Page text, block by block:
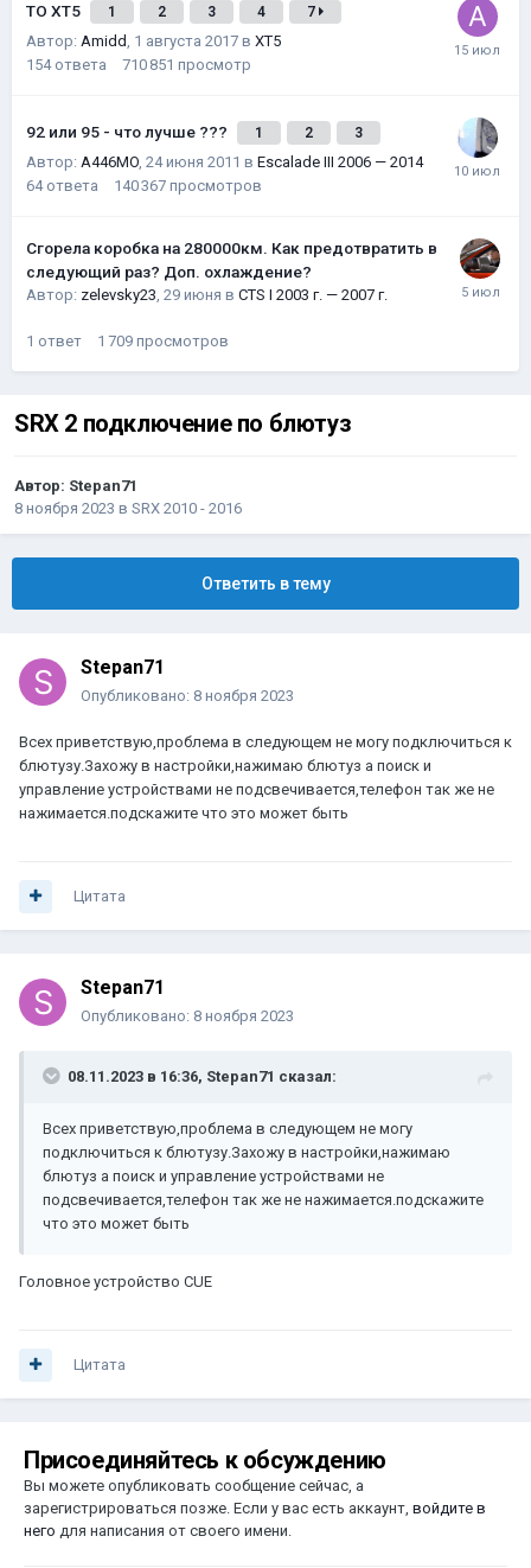
ТО XT5 1 2 3 4 7
Автор: Amidd, 1 августа 2017 в XT5
154 ответа 710 851 просмотр
92 или 95 - что лучше ??? 1 2 3
Автор: A446MO, 24 июня 2011 в Escalade III 2006 — 2014
64 ответа 140 367 просмотров
Сгорела коробка на 280000км. Как предотвратить в
следующий раз? Доп. охлаждение?
Автор: zelevsky23, 29 июня в CTS I 2003 г. — 2007 г.
1 ответ 1 709 просмотров
SRX 2 подключение по блютуз
Автор: Stepan71
8 ноября 2023 в SRX 2010 - 2016
Ответить в тему
Stepan71
Опубликовано: 8 ноября 2023
Всех приветствую,проблема в следующем не могу подключиться к
блютузу.Захожу в настройки,нажимаю блютуз а поиск и
управление устройствами не подсвечивается,телефон так же не
нажимается.подскажите что это может быть
Цитата
Stepan71
Опубликовано: 8 ноября 2023
08.11.2023 в 16:36, Stepan71 сказал:
Всех приветствую,проблема в следующем не могу
подключиться к блютузу.Захожу в настройки,нажимаю
блютуз а поиск и управление устройствами не
подсвечивается,телефон так же не нажимается.подскажите
что это может быть
Головное устройство CUE
Цитата
Присоединяйтесь к обсуждению
Вы можете опубликовать сообщение сейчас, а
зарегистрироваться позже. Если у вас есть аккаунт, войдите в
него для написания от своего имени.